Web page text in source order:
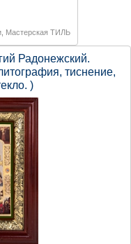
Мастерская ТИЛЬ
Радонежский.
тиснение,
)